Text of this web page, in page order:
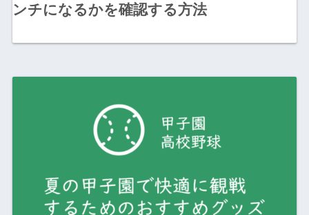
ンチになるかを確認する方法